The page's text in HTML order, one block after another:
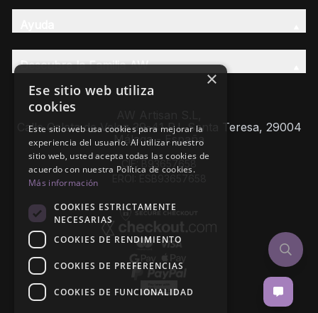
Descubre la Familia AW
Calle Caleta de Velez 39-41 P.I. Santa Teresa, 29004
Málaga - España
CIF: B93657658
×
Ese sitio web utiliza
cookies
Este sitio web usa cookies para mejorar la
experiencia del usuario. Al utilizar nuestro
sitio web, usted acepta todas las cookies de
acuerdo con nuestra Política de cookies.
Más información
COOKIES ESTRICTAMENTE
NECESARIAS
COOKIES DE RENDIMIENTO
COOKIES DE PREFERENCIAS
COOKIES DE FUNCIONALIDAD